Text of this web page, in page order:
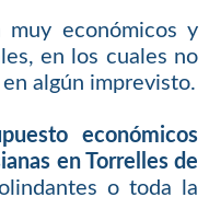
muy económicos y
en los cuales no
algún imprevisto.
económicos
en Torrelles de
o toda la